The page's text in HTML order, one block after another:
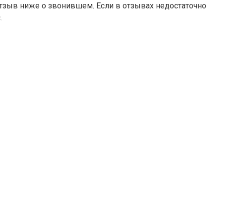
ниже о звонившем. Если в отзывах недостаточно